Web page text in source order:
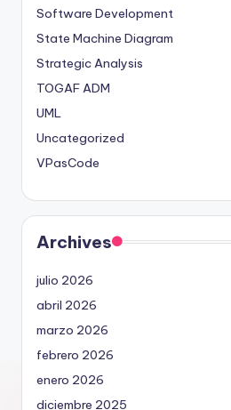
Software Development
State Machine Diagram
Strategic Analysis
TOGAF ADM
UML
Uncategorized
VPasCode
Archives
julio 2026
abril 2026
marzo 2026
febrero 2026
enero 2026
diciembre 2025